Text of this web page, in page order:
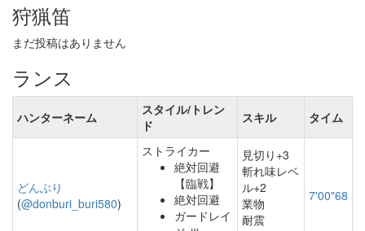
狩猟笛
まだ投稿はありません
ランス
ハンターネーム
スタイル/トレン
ド
スキル タイム
どんぶり
(@donburi_buri580)
ストライカー
絶対回避
【臨戦】
絶対回避
ガードレイ
見切り+3
斬れ味レベ
ル+2
業物
耐震
7'00"68